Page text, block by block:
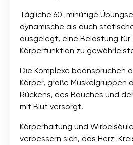
Tägliche 60-minütige
dynamische als auch
ausgelegt, eine Belastung für
Körperfunktion zu
Die Komplexe beanspruchen
Körper, große Muskelgruppen
Rückens, des Bauches und
mit Blut versorgt.
Körperhaltung und
verbessern sich, das Herz-